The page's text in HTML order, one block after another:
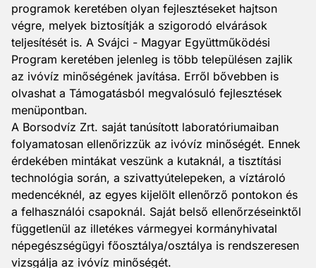
programok keretében olyan fejlesztéseket hajtson
végre, melyek biztosítják a szigorodó elvárások
teljesítését is. A Svájci - Magyar Együttműködési
Program keretében jelenleg is több településen zajlik
az ivóvíz minőségének javítása. Erről bővebben is
olvashat a Támogatásból megvalósuló fejlesztések
menüpontban.
A Borsodvíz Zrt. saját tanúsított laboratóriumaiban
folyamatosan ellenőrizzük az ivóvíz minőségét. Ennek
érdekében mintákat veszünk a kutaknál, a tisztítási
technológia során, a szivattyútelepeken, a víztároló
medencéknél, az egyes kijelölt ellenőrző pontokon és
a felhasználói csapoknál. Saját belső ellenőrzéseinktől
függetlenül az illetékes vármegyei kormányhivatal
népegészségügyi főosztálya/osztálya is rendszeresen
vizsgálja az ivóvíz minőségét.